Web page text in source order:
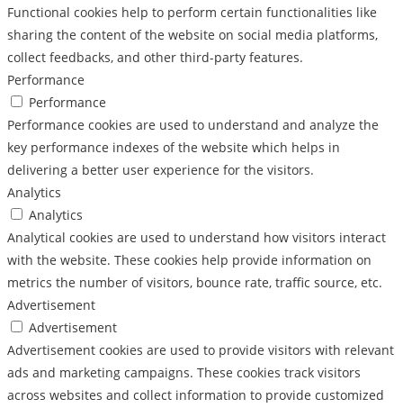
Functional cookies help to perform certain functionalities like
sharing the content of the website on social media platforms,
collect feedbacks, and other third-party features.
Performance
Performance
Performance cookies are used to understand and analyze the
key performance indexes of the website which helps in
delivering a better user experience for the visitors.
Analytics
Analytics
Analytical cookies are used to understand how visitors interact
with the website. These cookies help provide information on
metrics the number of visitors, bounce rate, traffic source, etc.
Advertisement
Advertisement
Advertisement cookies are used to provide visitors with relevant
ads and marketing campaigns. These cookies track visitors
across websites and collect information to provide customized